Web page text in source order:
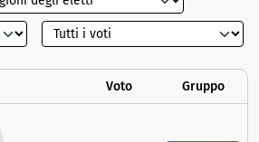
Voto Gruppo